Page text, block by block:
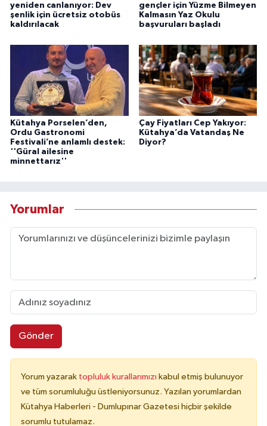
yeniden canlanıyor: Dev
şenlik için ücretsiz otobüs
kaldırılacak
gençler için Yüzme Bilmeyen
Kalmasın Yaz Okulu
başvuruları başladı
Kütahya Porselen’den,
Ordu Gastronomi
Festivali’ne anlamlı destek:
''Güral ailesine
minnettarız''
Çay Fiyatları Cep Yakıyor:
Kütahya’da Vatandaş Ne
Diyor?
Yorumlar
Gönder
Yorum yazarak topluluk kurallarımızı kabul etmiş bulunuyor
ve tüm sorumluluğu üstleniyorsunuz. Yazılan yorumlardan
Kütahya Haberleri - Dumlupınar Gazetesi hiçbir şekilde
sorumlu tutulamaz.